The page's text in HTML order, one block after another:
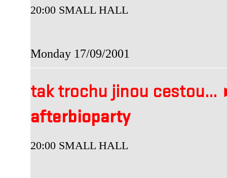
20:00 SMALL HALL
Monday 17/09/2001
tak trochu jinou cestou...
afterbioparty
20:00 SMALL HALL